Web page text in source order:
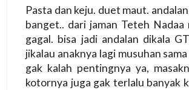
Pasta dan keju. duet maut.
banget.. dari jaman Teteh
gagal. bisa jadi andalan dikala
jikalau anaknya lagi musuhan
gak kalah pentingnya ya,
kotornya juga gak terlalu banyak